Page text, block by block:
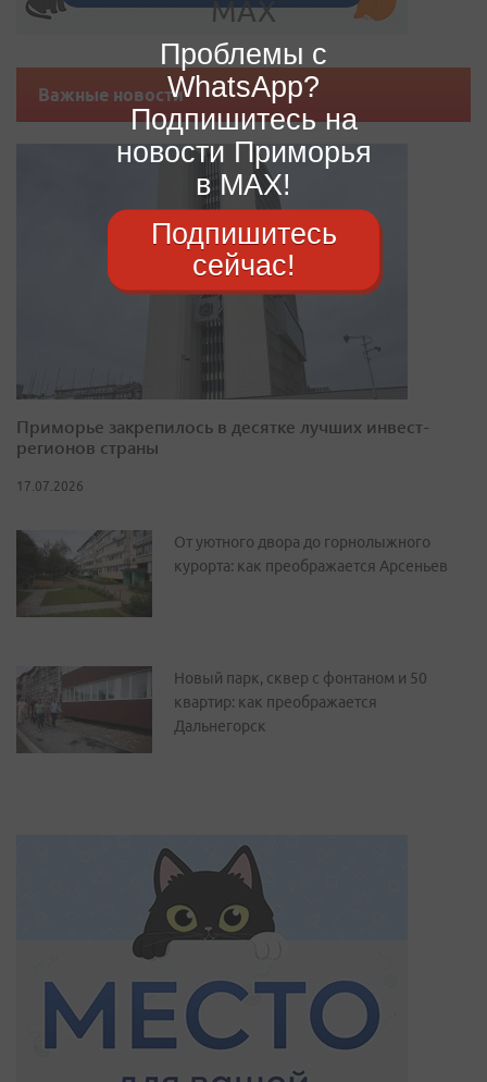
Важные новости
Приморье закрепилось в десятке лучших инвест-
регионов страны
17.07.2026
От уютного двора до горнолыжного
курорта: как преображается Арсеньев
Новый парк, сквер с фонтаном и 50
квартир: как преображается
Дальнегорск
Проблемы с
WhatsApp?
Подпишитесь на
новости Приморья
в MAX!
Подпишитесь
сейчас!